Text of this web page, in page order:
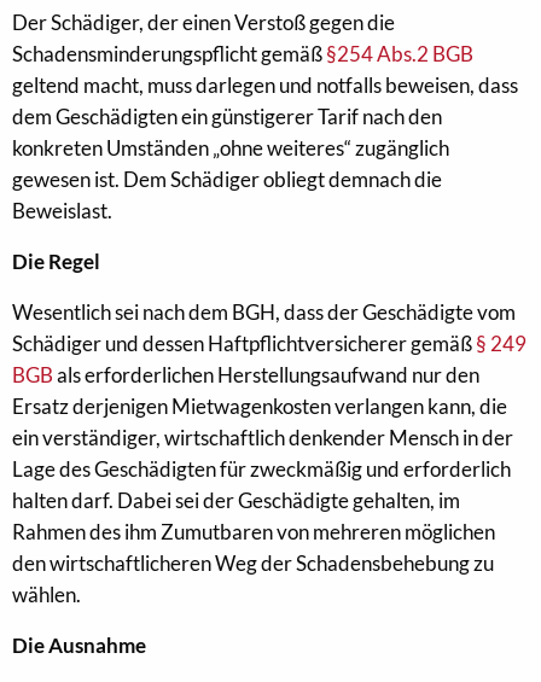
Der Schädiger, der einen Verstoß gegen die
Schadensminderungspflicht gemäß§254 Abs.2 BGB
geltend macht, muss darlegen und notfalls beweisen, dass
dem Geschädigten ein günstigerer Tarif nach den
konkreten Umständen „ohne weiteres“ zugänglich
gewesen ist. Dem Schädiger obliegt demnach die
Beweislast.
Die Regel
Wesentlich sei nach dem BGH, dass der Geschädigte vom
Schädiger und dessen Haftpflichtversicherer gemäß§ 249
BGBals erforderlichen Herstellungsaufwand nur den
Ersatz derjenigen Mietwagenkosten verlangen kann, die
ein verständiger, wirtschaftlich denkender Mensch in der
Lage des Geschädigten für zweckmäßig und erforderlich
halten darf. Dabei sei der Geschädigte gehalten, im
Rahmen des ihm Zumutbaren von mehreren möglichen
den wirtschaftlicheren Weg der Schadensbehebung zu
wählen.
Die Ausnahme